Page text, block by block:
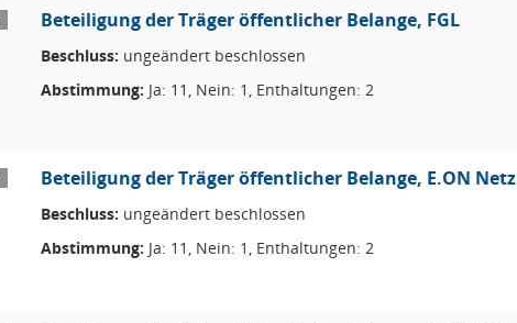
Beteiligung der Träger öffentlicher Belange, FGL
Beschluss: ungeändert beschlossen
Abstimmung: Ja: 11, Nein: 1, Enthaltungen: 2
Beteiligung der Träger öffentlicher Belange, E.ON Netz
Beschluss: ungeändert beschlossen
Abstimmung: Ja: 11, Nein: 1, Enthaltungen: 2